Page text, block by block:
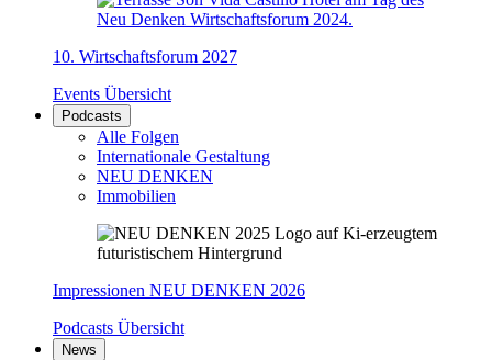
10. Wirtschaftsforum 2027
Events Übersicht
Podcasts
Alle Folgen
Internationale Gestaltung
NEU DENKEN
Immobilien
Impressionen NEU DENKEN 2026
Podcasts Übersicht
News